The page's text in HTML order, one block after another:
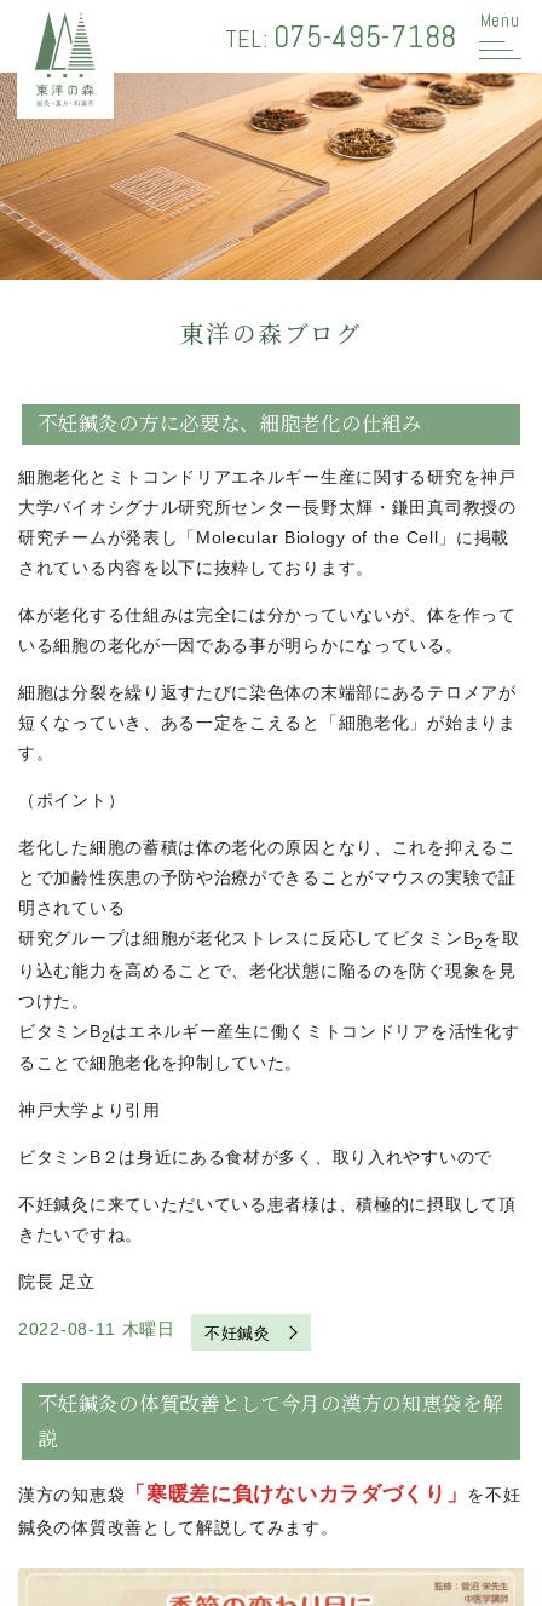
TEL: 075-495-7188 Menu
東洋の森ブログ
不妊鍼灸の方に必要な、細胞老化の仕組み
細胞老化とミトコンドリアエネルギー生産に関する研究を神戸
大学バイオシグナル研究所センター長野太輝・鎌田真司教授の
研究チームが発表し「Molecular Biology of the Cell」に掲載
されている内容を以下に抜粋しております。
体が老化する仕組みは完全には分かっていないが、体を作って
いる細胞の老化が一因である事が明らかになっている。
細胞は分裂を繰り返すたびに染色体の末端部にあるテロメアが
短くなっていき、ある一定をこえると「細胞老化」が始まりま
す。
（ポイント）
老化した細胞の蓄積は体の老化の原因となり、これを抑えるこ
とで加齢性疾患の予防や治療ができることがマウスの実験で証
明されている
研究グループは細胞が老化ストレスに反応してビタミンB2 を取
り込む能力を高めることで、老化状態に陥るのを防ぐ現象を見
つけた。
ビタミンB2はエネルギー産生に働くミトコンドリアを活性化す
ることで細胞老化を抑制していた。
神戸大学より引用
ビタミンB２は身近にある食材が多く、取り入れやすいので
不妊鍼灸に来ていただいている患者様は、積極的に摂取して頂
きたいですね。
院長 足立
2022-08-11 木曜日 不妊鍼灸
不妊鍼灸の体質改善として今月の漢方の知恵袋を解
説
漢方の知恵袋 「寒暖差に負けないカラダづくり」
を不妊
鍼灸の体質改善として解説してみます。